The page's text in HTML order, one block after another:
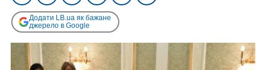
Додати LB.ua як бажане
джерело в Google